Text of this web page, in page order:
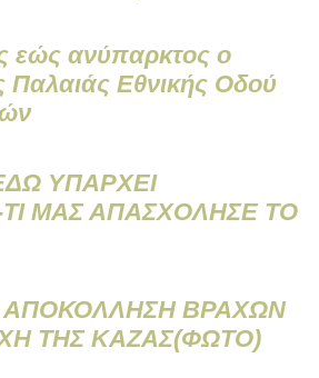
εώς ανύπαρκτος ο
Παλαιάς Εθνικής Οδού
ΥΠΑΡΧΕΙ
ΜΑΣ ΑΠΑΣΧΟΛΗΣΕ ΤΟ
ΑΠΟΚΟΛΛΗΣΗ ΒΡΑΧΩΝ
ΤΗΣ ΚΑΖΑΣ(ΦΩΤΟ)